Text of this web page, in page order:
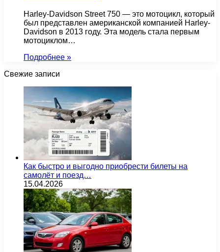
Harley-Davidson Street 750 — это мотоцикл, который
был представлен американской компанией Harley-
Davidson в 2013 году. Эта модель стала первым
мотоциклом…
Подробнее »
Свежие записи
Как быстро и выгодно приобрести билеты на
самолёт и поезд…
15.04.2026